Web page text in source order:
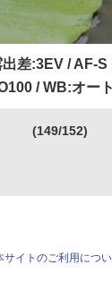
出差:3EV / AF-
/ WB:オー
(149/152)
サイトのご利用につ